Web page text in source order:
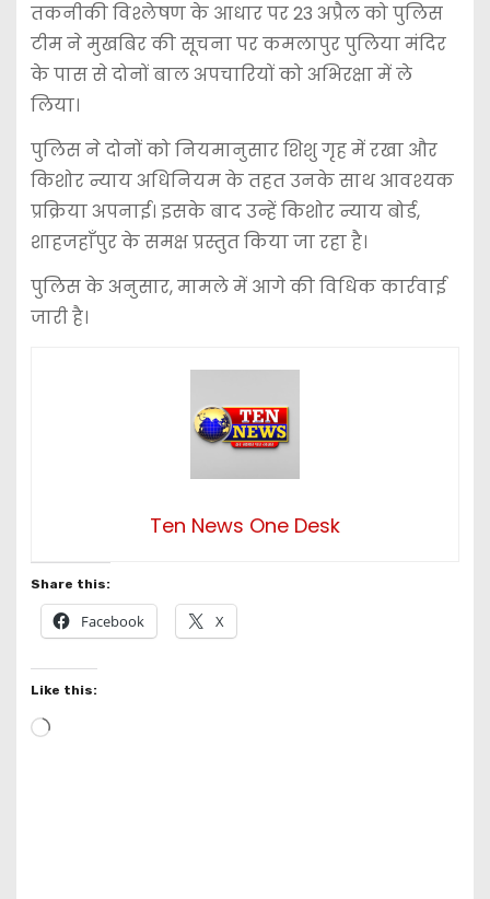
तकनीकी विश्लेषण के आधार पर 23 अप्रैल को पुलिस
टीम ने मुखबिर की सूचना पर कमलापुर पुलिया मंदिर
के पास से दोनों बाल अपचारियों को अभिरक्षा में ले
लिया।
पुलिस ने दोनों को नियमानुसार शिशु गृह में रखा और
किशोर न्याय अधिनियम के तहत उनके साथ आवश्यक
प्रक्रिया अपनाई। इसके बाद उन्हें किशोर न्याय बोर्ड,
शाहजहाँपुर के समक्ष प्रस्तुत किया जा रहा है।
पुलिस के अनुसार, मामले में आगे की विधिक कार्रवाई
जारी है।
Ten News One Desk
Share this:
Facebook X
Like this:
L